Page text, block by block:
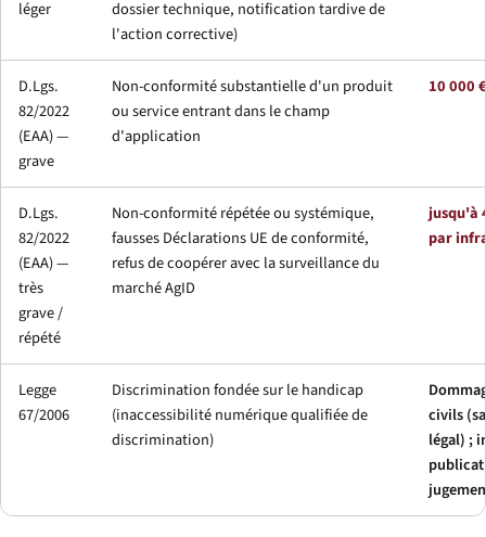
léger
dossier technique, notification tardive de
l'action corrective)
D.Lgs.
82/2022
(EAA) —
grave
Non-conformité substantielle d'un produit
ou service entrant dans le champ
d'application
10 000
D.Lgs.
82/2022
(EAA) —
très
grave /
répété
Non-conformité répétée ou systémique,
fausses Déclarations UE de conformité,
refus de coopérer avec la surveillance du
marché AgID
jusqu'à
par
Legge
67/2006
Discrimination fondée sur le handicap
(inaccessibilité numérique qualifiée de
discrimination)
civils
légal) ;